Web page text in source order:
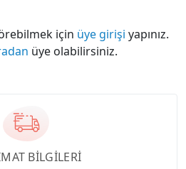
için üye girişi yapınız.
üye olabilirsiniz.
BİLGİLERİ